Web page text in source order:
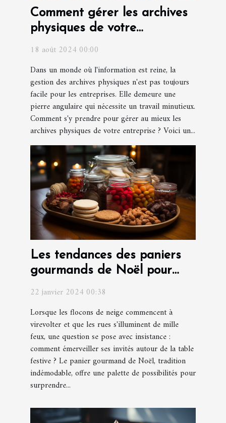
Comment gérer les archives
physiques de votre
entreprise ?
18 août 2024 00:00
Dans un monde où l'information est reine, la
gestion des archives physiques n'est pas toujours
facile pour les entreprises. Elle demeure une
pierre angulaire qui nécessite un travail minutieux.
Comment s'y prendre pour gérer au mieux les
archives physiques de votre entreprise ? Voici un...
Les tendances des paniers
gourmands de Noël pour
surprendre vos invités
22 janvier 2024 00:38
Lorsque les flocons de neige commencent à
virevolter et que les rues s'illuminent de mille
feux, une question se pose avec insistance :
comment émerveiller ses invités autour de la table
festive ? Le panier gourmand de Noël, tradition
indémodable, offre une palette de possibilités pour
surprendre...